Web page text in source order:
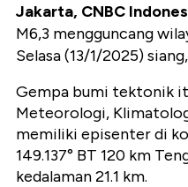
Jakarta, CNBC
M6,3 mengguncang
Selasa (13/1/2025)
Gempa bumi tektonik
Meteorologi,
memiliki episenter di
149.137° BT 120 km
kedalaman 21.1 km.